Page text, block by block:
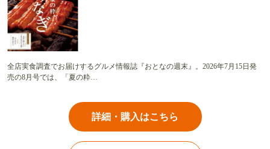
全店実食調査でお届けするグルメ情報誌『おとなの週末』。2026年7月15日発
売の8月号では、「夏の粋…
詳細・購入はこちら